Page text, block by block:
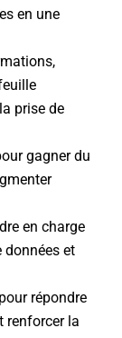
en une
prise de
gagner du
en charge
données et
répondre
renforcer la